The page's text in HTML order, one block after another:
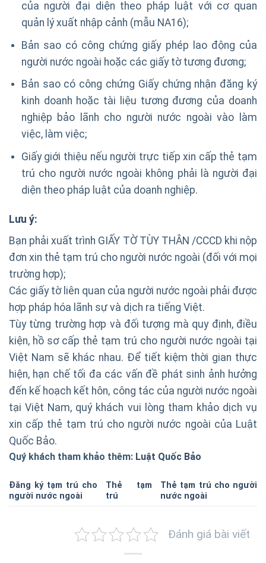
của người đại diện theo pháp luật với cơ quan
quản lý xuất nhập cảnh (mẫu NA16);
Bản sao có công chứng giấy phép lao động của
người nước ngoài hoặc các giấy tờ tương đương;
Bản sao có công chứng Giấy chứng nhận đăng ký
kinh doanh hoặc tài liệu tương đương của doanh
nghiệp bảo lãnh cho người nước ngoài vào làm
việc, làm việc;
Giấy giới thiệu nếu người trực tiếp xin cấp thẻ tạm
trú cho người nước ngoài không phải là người đại
diện theo pháp luật của doanh nghiệp.
Lưu ý:
Bạn phải xuất trình GIẤY TỜ TÙY THÂN /CCCD khi nộp
đơn xin thẻ tạm trú cho người nước ngoài (đối với mọi
trường hợp);
Các giấy tờ liên quan của người nước ngoài phải được
hợp pháp hóa lãnh sự và dịch ra tiếng Việt.
Tùy từng trường hợp và đối tượng mà quy định, điều
kiện, hồ sơ cấp thẻ tạm trú cho người nước ngoài tại
Việt Nam sẽ khác nhau. Để tiết kiệm thời gian thực
hiện, hạn chế tối đa các vấn đề phát sinh ảnh hưởng
đến kế hoạch kết hôn, công tác của người nước ngoài
tại Việt Nam, quý khách vui lòng tham khảo dịch vụ
xin cấp thẻ tạm trú cho người nước ngoài của Luật
Quốc Bảo.
Quý khách tham khảo thêm: Luật Quốc Bảo
Đăng ký tạm trú cho
người nước ngoài
Thẻ tạm
trú
Thẻ tạm trú cho người
nước ngoài
Đánh giá bài viết